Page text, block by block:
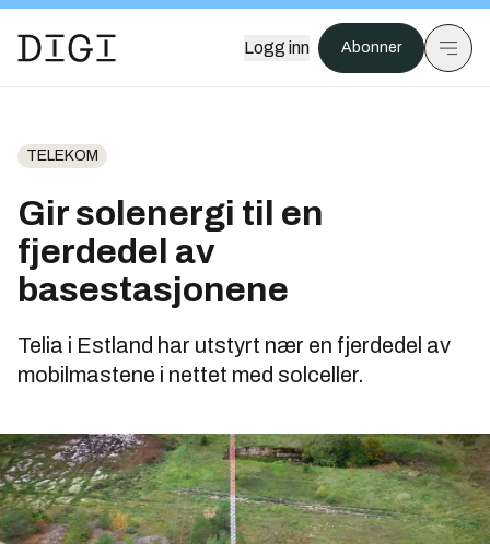
Logg inn Abonner
TELEKOM
Gir solenergi til en
fjerdedel av
basestasjonene
Telia i Estland har utstyrt nær en fjerdedel av
mobilmastene i nettet med solceller.